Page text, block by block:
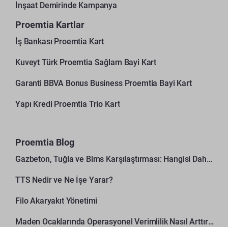
İnşaat Demirinde Kampanya
Proemtia Kartlar
İş Bankası Proemtia Kart
Kuveyt Türk Proemtia Sağlam Bayi Kart
Garanti BBVA Bonus Business Proemtia Bayi Kart
Yapı Kredi Proemtia Trio Kart
Proemtia Blog
Gazbeton, Tuğla ve Bims Karşılaştırması: Hangisi Daha Avantajlı?
TTS Nedir ve Ne İşe Yarar?
Filo Akaryakıt Yönetimi
Maden Ocaklarında Operasyonel Verimlilik Nasıl Arttırılır?